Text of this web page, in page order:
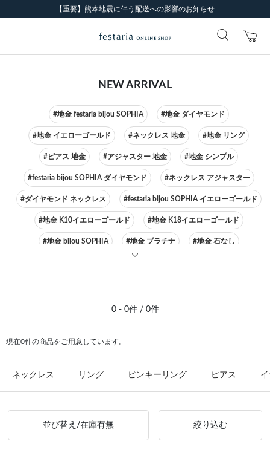
【重要】熊本地震に伴う配送への影響のお知らせ
NEW ARRIVAL
#地金 festaria bijou SOPHIA #地金 ダイヤモンド
#地金 イエローゴールド #ネックレス 地金 #地金 リング
#ピアス 地金 #アジャスター 地金 #地金 シンプル
#festaria bijou SOPHIA ダイヤモンド #ネックレス アジャスター
#ダイヤモンド ネックレス #festaria bijou SOPHIA イエローゴールド
#地金 K10イエローゴールド #地金 K18イエローゴールド
#地金 bijou SOPHIA #地金 プラチナ #地金 石なし
0 - 0件 / 0件
現在0件の商品をご用意しています。
ネックレス リング ピンキーリング ピアス
並び替え/在庫有無 絞り込む